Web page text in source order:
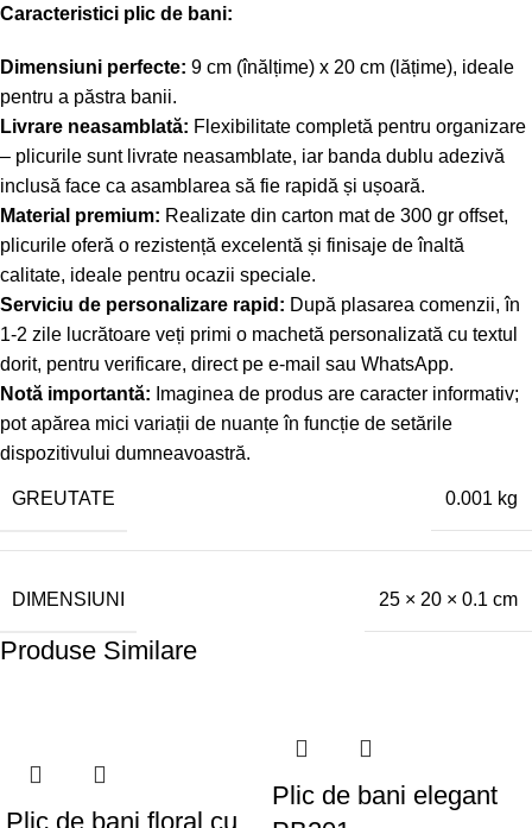
Caracteristici plic de bani:
Dimensiuni perfecte: 9 cm (înălțime) x 20 cm (lățime), ideale
pentru a păstra banii.
Livrare neasamblată: Flexibilitate completă pentru organizare
– plicurile sunt livrate neasamblate, iar banda dublu adezivă
inclusă face ca asamblarea să fie rapidă și ușoară.
Material premium: Realizate din carton mat de 300 gr offset,
plicurile oferă o rezistență excelentă și finisaje de înaltă
calitate, ideale pentru ocazii speciale.
Serviciu de personalizare rapid: După plasarea comenzii, în
1-2 zile lucrătoare veți primi o machetă personalizată cu textul
dorit, pentru verificare, direct pe e-mail sau WhatsApp.
Notă importantă: Imaginea de produs are caracter informativ;
pot apărea mici variații de nuanțe în funcție de setările
dispozitivului dumneavoastră.
GREUTATE 0.001 kg
DIMENSIUNI 25 × 20 × 0.1 cm
Produse Similare
Plic de bani floral cu
Plic de bani elegant